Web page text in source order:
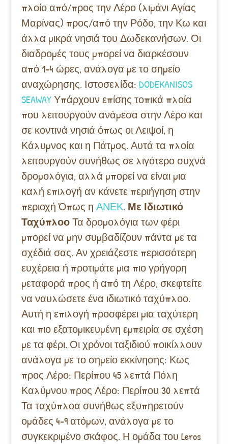
πλοίο από/προς την Λέρο (λιμάνι Αγίας
Μαρίνας) προς/από την Ρόδο, την Κω και
άλλα μικρά νησιά του Δωδεκανήσων. Οι
διαδρομές τους μπορεί να διαρκέσουν
από 1-4 ώρες, ανάλογα με το σημείο
αναχώρησης. Ιστοσελίδα:DODEKANISOS
SEAWAYΥπάρχουν επίσης τοπικά πλοία
που λειτουργούν ανάμεσα στην Λέρο και
σε κοντινά νησιά όπως οι Λειψοί, η
Κάλυμνος και η Πάτμος. Αυτά τα πλοία
λειτουργούν συνήθως σε λιγότερο συχνά
δρομολόγια, αλλά μπορεί να είναι μια
καλή επιλογή αν κάνετε περιήγηση στην
περιοχή Όπως ηΑΝΕΚ. Με Ιδιωτικό
ΤαχύπλοοΤα δρομολόγια των φέρι
μπορεί να μην συμβαδίζουν πάντα με τα
σχέδιά σας. Αν χρειάζεστε περισσότερη
ευχέρεια ή προτιμάτε μια πιο γρήγορη
μεταφορά προς ή από τη Λέρο, σκεφτείτε
να ναυλώσετε ένα ιδιωτικό ταχύπλοο.
Αυτή η επιλογή προσφέρει μια ταχύτερη
και πιο εξατομικευμένη εμπειρία σε σχέση
με τα φέρι. Οι χρόνοι ταξιδιού ποικίλλουν
ανάλογα με το σημείο εκκίνησης: Κως
προς Λέρο: Περίπου 45 λεπτά Πόλη
Καλύμνου προς Λέρο: Περίπου 30 λεπτά
Τα ταχύπλοα συνήθως εξυπηρετούν
ομάδες 4-9 ατόμων, ανάλογα με το
συγκεκριμένο σκάφος. Η ομάδα του Leros